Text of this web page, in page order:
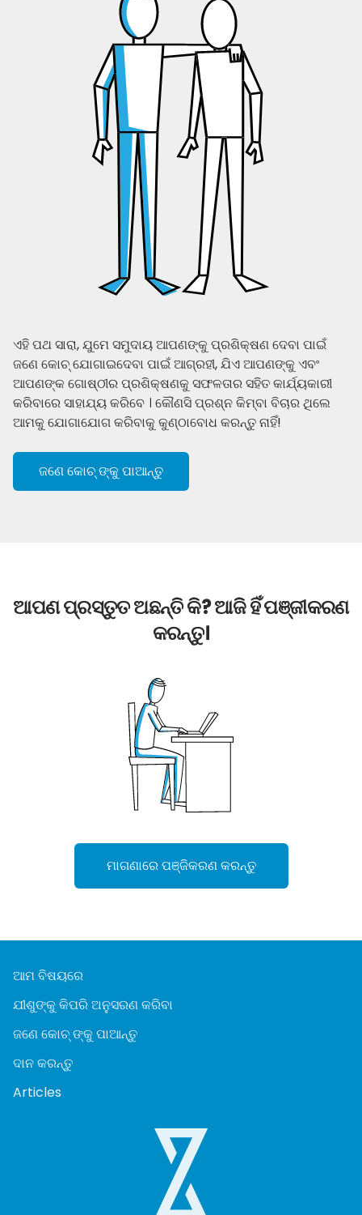
ଏହି ପଥ ସାରା, ଯୁମେ ସମୁଦାୟ ଆପଣଙ୍କୁ ପ୍ରଶିକ୍ଷଣ ଦେବା ପାଇଁ
ଜଣେ କୋଚ୍ ଯୋଗାଇଦେବା ପାଇଁ ଆଗ୍ରହୀ, ଯିଏ ଆପଣଙ୍କୁ ଏବଂ
ଆପଣଙ୍କ ଗୋଷ୍ଠୀର ପ୍ରଶିକ୍ଷଣକୁ ସଫଳତାର ସହିତ କାର୍ଯ୍ୟକାରୀ
କରିବାରେ ସାହାଯ୍ୟ କରିବେ । କୌଣସି ପ୍ରଶ୍ନ କିମ୍ବା ବିଚାର ଥିଲେ
ଆମକୁ ଯୋଗାଯୋଗ କରିବାକୁ କୁଣ୍ଠାବୋଧ କରନ୍ତୁ ନାହିଁ!
ଜଣେ କୋଚ୍ ଙ୍କୁ ପାଆନ୍ତୁ
ଆପଣ ପ୍ରସ୍ତୁତ ଅଛନ୍ତି କି? ଆଜି ହିଁ ପଞ୍ଜୀକରଣ
କରନ୍ତୁ।
ମାଗଣାରେ ପଞ୍ଜିକରଣ କରନ୍ତୁ
ଆମ ବିଷୟରେ
ଯୀଶୁଙ୍କୁ କିପରି ଅନୁସରଣ କରିବା
ଜଣେ କୋଚ୍ ଙ୍କୁ ପାଆନ୍ତୁ
ଦାନ କରନ୍ତୁ
Articles